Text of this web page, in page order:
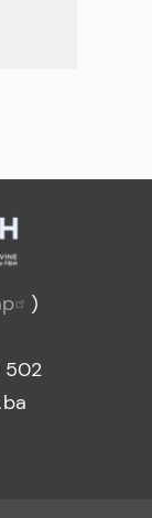
)
502